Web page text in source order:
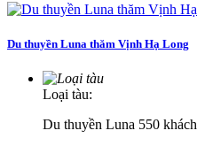
Du thuyền Luna thăm Vịnh Hạ Long
Loại tàu:
Du thuyền Luna 550 khách